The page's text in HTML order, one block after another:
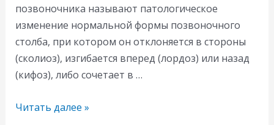
позвоночника называют патологическое
изменение нормальной формы позвоночного
столба, при котором он отклоняется в стороны
(сколиоз), изгибается вперед (лордоз) или назад
(кифоз), либо сочетает в …
Как
Читать далее »